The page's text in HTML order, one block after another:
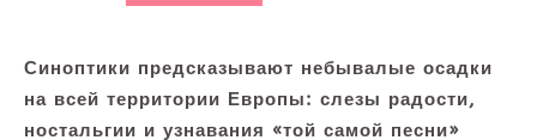
Синоптики предсказывают небывалые осадки
на всей территории Европы: слезы радости,
ностальгии и узнавания «той самой песни»